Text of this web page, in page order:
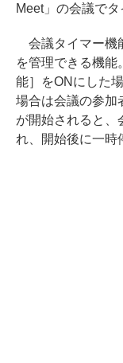
Meet」の会議で
会議タイマー機
を管理できる機能
能］をONにした
場合は会議の参加
が開始されると、
れ、開始後に一時